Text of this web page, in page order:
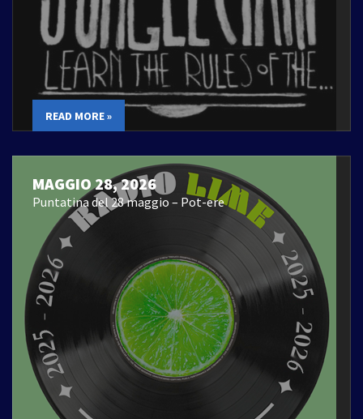
READ MORE »
MAGGIO 28, 2026
Puntatina del 28 maggio – Pot-ere